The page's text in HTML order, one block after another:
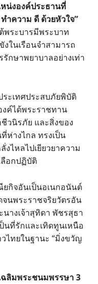
น่งองค์ประธานที่
ความ ดี ด้วยหัวใจ”
พระบารมีพระบาท
งในเรือนจำสามารถ
กษาพยาบาลอย่างเท่า
ศประสบภัยพิบัติ
ค์ได้พระราชทาน
วนิรภัย และสิ่งของ
ห่างไกล ทรงเป็น
ไหลไปเยียวยาความ
อกปฏิบัติ
เป็นอเนกอนันต์
นพระราชจริยวัตรอัน
นางเจ้าสุทิดา พัชรสุธา
ที่รักและเทิดทูนเหนือ
ไทยในฐานะ “มิ่งขวัญ
ฉลิมพระชนมพรรษา 3